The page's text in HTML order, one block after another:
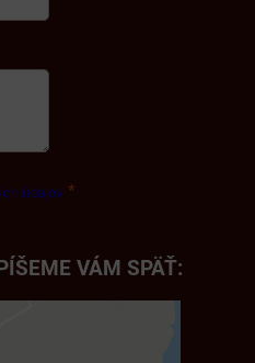
údajov *
VÁM SPÄŤ: